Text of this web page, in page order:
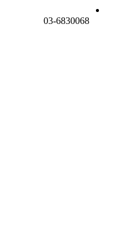
03-6830068